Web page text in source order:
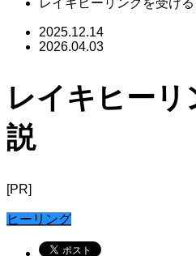
レイキヒーリングを受け
2025.12.14
2026.04.03
レイキヒー
説
[PR]
ヒーリング